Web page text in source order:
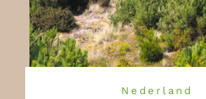
Nederland